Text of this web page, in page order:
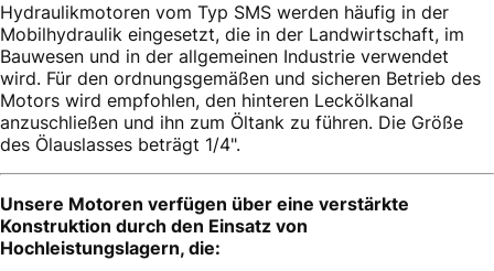
Hydraulikmotoren vom Typ SMS werden häufig in der
Mobilhydraulik eingesetzt, die in der Landwirtschaft, im
Bauwesen und in der allgemeinen Industrie verwendet
wird. Für den ordnungsgemäßen und sicheren Betrieb des
Motors wird empfohlen, den hinteren Leckölkanal
anzuschließen und ihn zum Öltank zu führen. Die Größe
des Ölauslasses beträgt 1/4".
Unsere Motoren verfügen über eine verstärkte
Konstruktion durch den Einsatz von
Hochleistungslagern, die: